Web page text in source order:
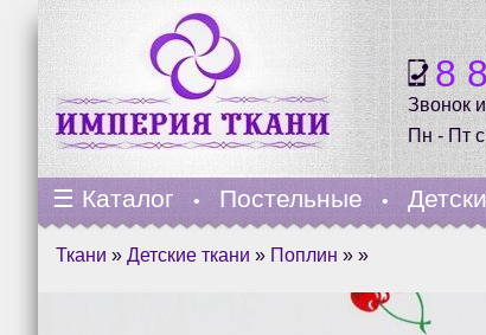
8
Звонок
Пн - Пт
☰ Каталог • Постельные •
Ткани » Детские ткани » Поплин » »